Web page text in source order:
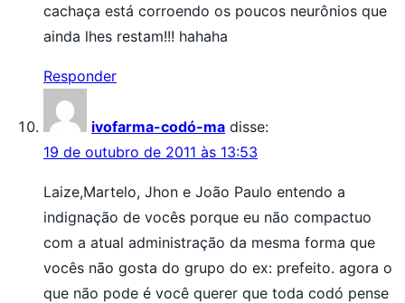
cachaça está corroendo os poucos neurônios que
ainda lhes restam!!! hahaha
Responder
ivofarma-codó-ma disse:
19 de outubro de 2011 às 13:53
Laize,Martelo, Jhon e João Paulo entendo a
indignação de vocês porque eu não compactuo
com a atual administração da mesma forma que
vocês não gosta do grupo do ex: prefeito. agora o
que não pode é você querer que toda codó pense